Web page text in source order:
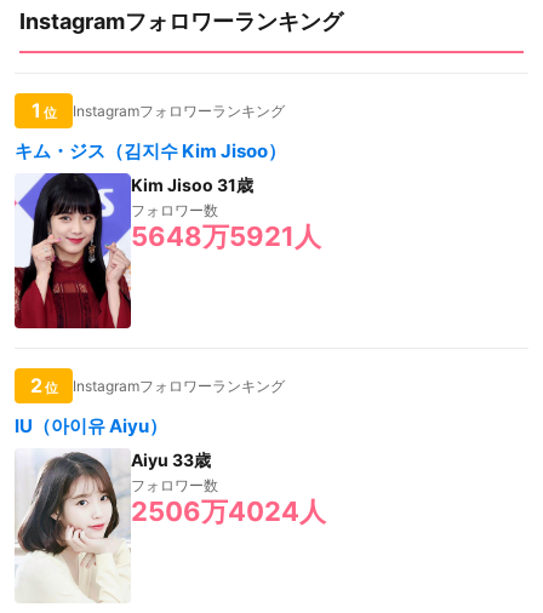
Instagramフォロワーランキング
1 位 Instagramフォロワーランキング
キム・ジス（김지수 Kim Jisoo）
Kim Jisoo 31歳
フォロワー数
5648万5921人
2位 Instagramフォロワーランキング
IU（아이유 Aiyu）
Aiyu 33歳
フォロワー数
2506万4024人